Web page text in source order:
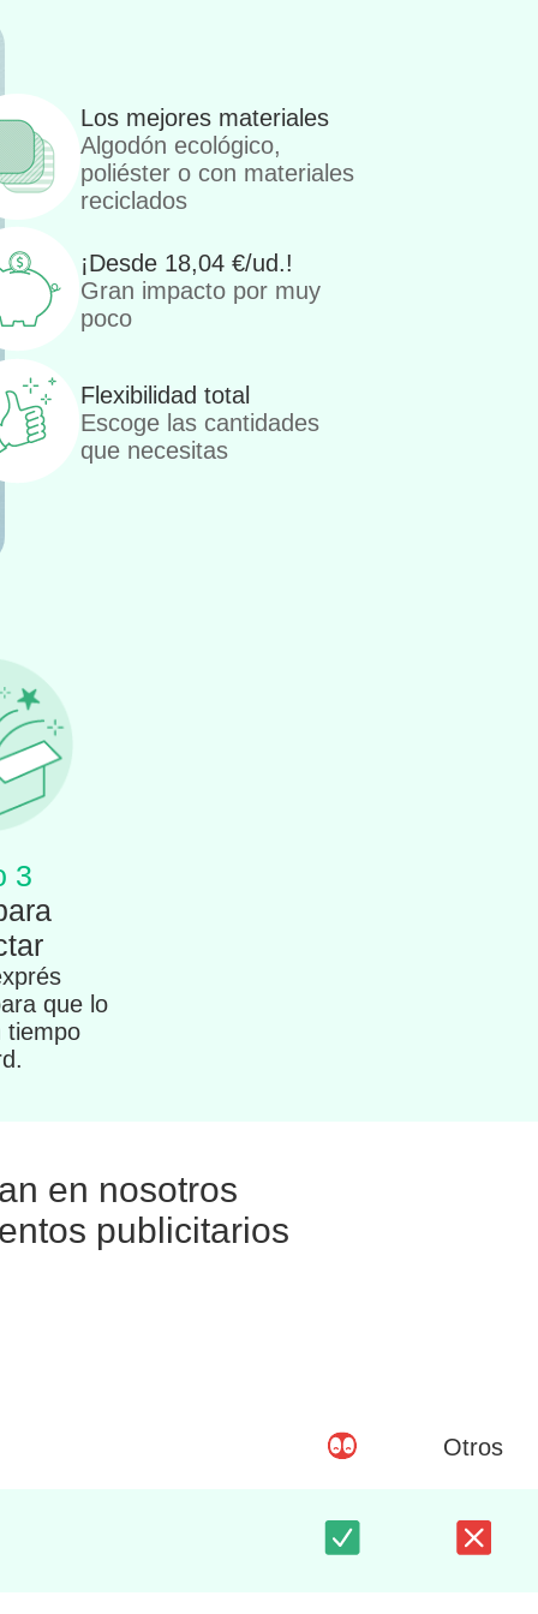
Los mejores materiales
Algodón ecológico,
poliéster o con materiales
reciclados
¡Desde 18,04 €/ud.!
Gran impacto por muy
poco
Flexibilidad total
Escoge las cantidades
que necesitas
3
que lo
tiempo
en nosotros
publicitarios
Otros